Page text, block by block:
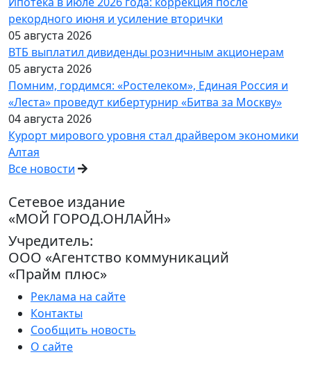
рекордного июня и усиление вторички
05 августа 2026
ВТБ выплатил дивиденды розничным акционерам
05 августа 2026
Помним, гордимся: «Ростелеком», Единая Россия и
«Леста» проведут кибертурнир «Битва за Москву»
04 августа 2026
Курорт мирового уровня стал драйвером экономики
Алтая
Все новости
Сетевое издание
«МОЙ ГОРОД.ОНЛАЙН»
Учредитель:
ООО «Агентство коммуникаций
«Прайм плюс»
Реклама на сайте
Контакты
Сообщить новость
О сайте